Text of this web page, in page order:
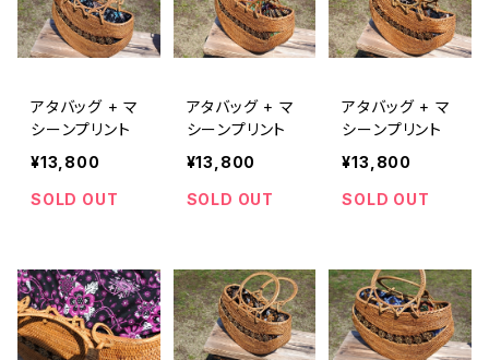
アタバッグ + マ
シーンプリント
¥13,800
SOLD OUT
アタバッグ + マ
シーンプリント
¥13,800
SOLD OUT
アタバッグ + マ
シーンプリント
¥13,800
SOLD OUT